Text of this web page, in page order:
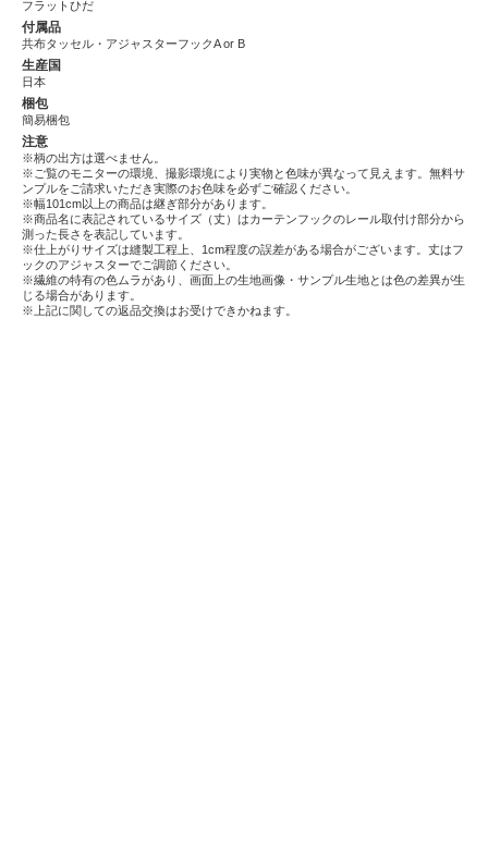
フラットひだ
付属品
共布タッセル・アジャスターフックA or B
生産国
日本
梱包
簡易梱包
注意
※柄の出方は選べません。
※ご覧のモニターの環境、撮影環境により実物と色味が異なって見えます。無料サ
ンプルをご請求いただき実際のお色味を必ずご確認ください。
※幅101cm以上の商品は継ぎ部分があります。
※商品名に表記されているサイズ（丈）はカーテンフックのレール取付け部分から
測った長さを表記しています。
※仕上がりサイズは縫製工程上、1cm程度の誤差がある場合がございます。丈はフ
ックのアジャスターでご調節ください。
※繊維の特有の色ムラがあり、画面上の生地画像・サンプル生地とは色の差異が生
じる場合があります。
※上記に関しての返品交換はお受けできかねます。